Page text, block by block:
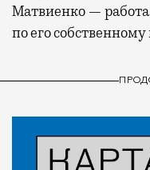
Матвиенко —
по его